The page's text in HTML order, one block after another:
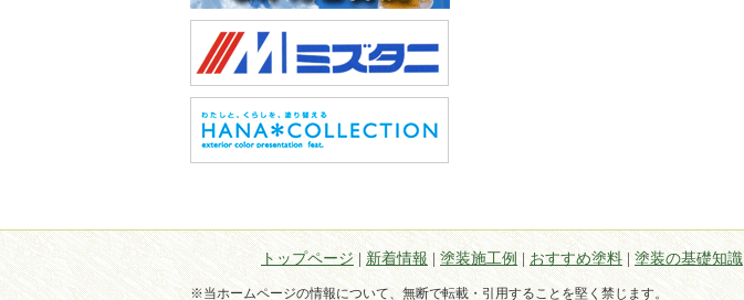
トップページ 新着情報 塗装施工例 おすすめ塗料 塗装の基礎知識
※当ホームページの情報について、無断で転載・引用することを堅く禁じます。